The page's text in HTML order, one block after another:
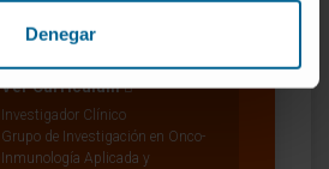
Denegar
Dr. Iñaki Eguren Santamaría
Ver Curriculum
Investigador Clínico
Grupo de Investigación en Onco-
Inmunología Aplicada y